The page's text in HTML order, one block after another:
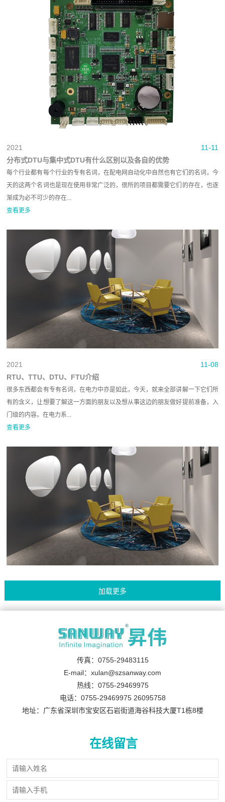
11-11
2021
分布式DTU与集中式DTU有什么区别以及各自的优势
每个行业都有每个行业的专有名词，在配电网自动化中自然也有它们的名词，今
天的这两个名词也是现在使用非常广泛的，很所的项目都需要它们的存在，也逐
渐成为必不可少的存在...
查看更多
11-08
2021
RTU、TTU、DTU、FTU介绍
很多东西都会有专有名词，在电力中亦是如此，今天，就来全部讲解一下它们所
有的含义，让想要了解这一方面的朋友以及想从事这边的朋友做好提前准备，入
门级的内容。在电力系...
查看更多
传真：0755-29483115
E-mail：xulan@szsanway.com
热线：0755-29469975
电话：0755-29469975 26095758
地址：广东省深圳市宝安区石岩街道海谷科技大厦T1栋8楼
在线留言